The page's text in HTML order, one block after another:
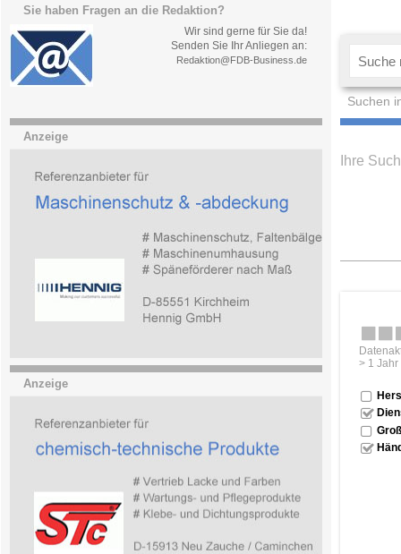
Sie haben Fragen an die Redaktion?
Wir sind gerne für Sie da!
Senden Sie Ihr Anliegen an:
Redaktion@FDB-Business.de
Suchen
Anzeige
Anzeige
Ihre
> 1 Jahr